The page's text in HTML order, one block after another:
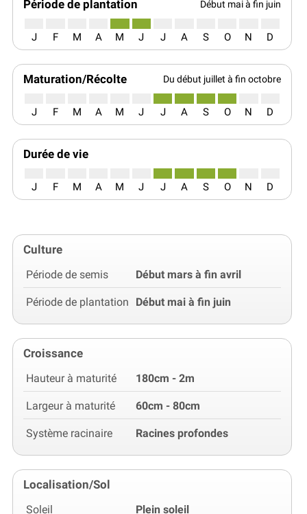
Période de plantation Début mai à fin juin
J F M A M J J A S O N D
Maturation/Récolte Du début juillet à fin octobre
J F M A M J J A S O N D
Durée de vie
J F M A M J J A S O N D
Culture
Période de semis Début mars à fin avril
Période de plantation Début mai à fin juin
Croissance
Hauteur à maturité 180cm - 2m
Largeur à maturité 60cm - 80cm
Système racinaire Racines profondes
Localisation/Sol
Soleil Plein soleil